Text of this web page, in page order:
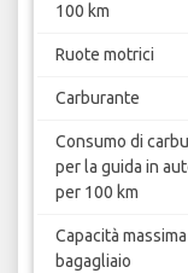
100 km
Ruote motrici
Carburante
Consumo di
per la guida in
per 100 km
Capacità
bagagliaio